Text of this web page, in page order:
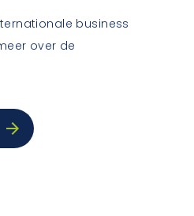
business
over de